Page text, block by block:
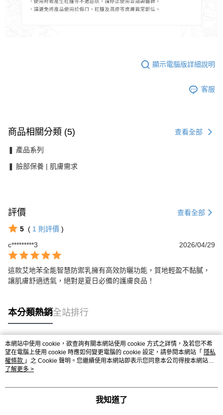
顯示電腦版詳細說明
客服
商品相關分類 (5) 查看全部
❚ 產品系列
❚ 臉部保養 | 肌膚需求
評價 查看全部
5 ( 1 則評價 )
c*********3
2026/04/29
這款艾地苯全能智慧防禦乳擁有高效防曬功能，質地輕盈不黏膩，
讓肌膚舒適透氣，絕對是夏日必備的護膚良品！
本分類熱銷全站排行
熱門標籤
本網站中使用 cookie，欲查詢有關本網站使用 cookie 方式之詳情，及若您不希
望在電腦上使用 cookie 時應如何變更電腦的 cookie 設定，請參閱本網站「 隱私
權條款 」之 Cookie 聲明。您繼續使用本網站即表示您同意本公司得按本網站使
用條款之 Cookie 聲明使用 cookie。
了解更多 >
我知道了